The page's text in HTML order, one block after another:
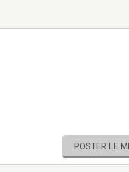
POSTER LE